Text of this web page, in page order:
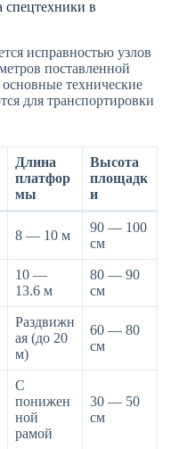
спецтехники в
исправностью узлов
поставленной
технические
для транспортировки
Длина
платфор
мы
Высота
площадк
и
8 — 10 м
90 — 100
см
10 —
13.6 м
80 — 90
см
Раздвижн
ая (до 20
м)
60 — 80
см
С
понижен
ной
рамой
30 — 50
см